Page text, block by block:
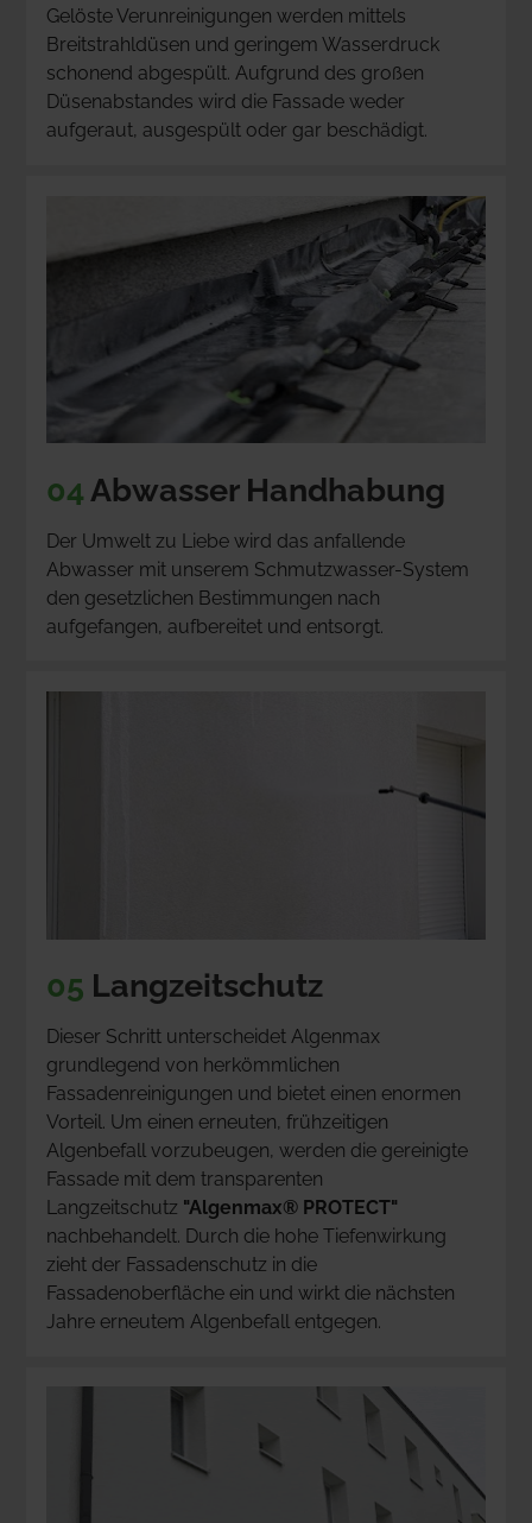
Gelöste Verunreinigungen werden mittels
Breitstrahldüsen und geringem Wasserdruck
schonend abgespült. Aufgrund des großen
Düsenabstandes wird die Fassade weder
aufgeraut, ausgespült oder gar beschädigt.
04 Abwasser Handhabung
Der Umwelt zu Liebe wird das anfallende
Abwasser mit unserem Schmutzwasser-System
den gesetzlichen Bestimmungen nach
aufgefangen, aufbereitet und entsorgt.
05 Langzeitschutz
Dieser Schritt unterscheidet Algenmax
grundlegend von herkömmlichen
Fassadenreinigungen und bietet einen enormen
Vorteil. Um einen erneuten, frühzeitigen
Algenbefall vorzubeugen, werden die gereinigte
Fassade mit dem transparenten
Langzeitschutz
nachbehandelt. Durch die hohe Tiefenwirkung
zieht der Fassadenschutz in die
Fassadenoberfläche ein und wirkt die nächsten
Jahre erneutem Algenbefall entgegen.